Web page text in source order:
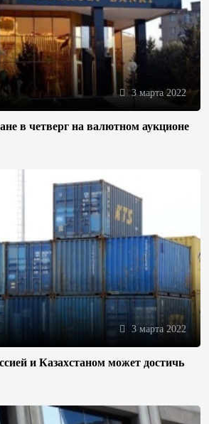
3 марта 2022
в четверг на валютном аукционе
3 марта 2022
и Казахстаном может достичь